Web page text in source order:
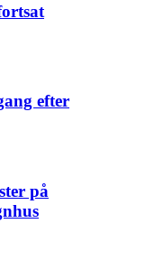
efter
på